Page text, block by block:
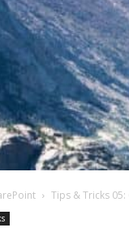
Tips & Tricks